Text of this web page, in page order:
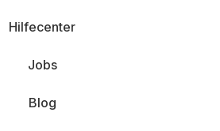
Hilfecenter
Jobs
Blog